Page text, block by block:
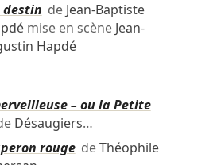
destin de Jean-Baptiste
mise en scène Jean-
Hapdé
– ou la Petite
Désaugiers…
rougedeThéophile